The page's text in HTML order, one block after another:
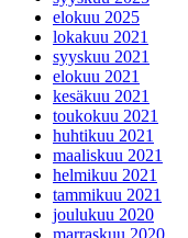
elokuu 2025
lokakuu 2021
syyskuu 2021
elokuu 2021
kesäkuu 2021
toukokuu 2021
huhtikuu 2021
maaliskuu 2021
helmikuu 2021
tammikuu 2021
joulukuu 2020
marraskuu 2020